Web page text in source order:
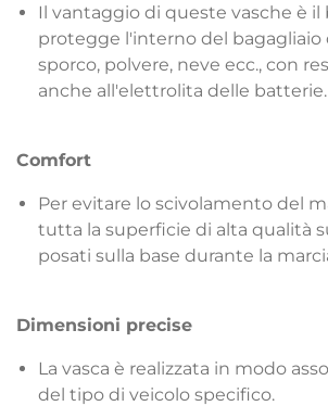
Il vantaggio di queste vasche è
protegge l'interno del bagagliaio
sporco, polvere, neve ecc., con
anche all'elettrolita delle batterie.
Comfort
Per evitare lo scivolamento del
tutta la superficie di alta qualità
posati sulla base durante la
Dimensioni precise
La vasca è realizzata in modo
del tipo di veicolo specifico.